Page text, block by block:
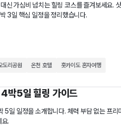
신 가심비 넘치는 힐링 코스를 즐겨보세요.
3일 핵심 일정을 정리했습니다.
도리공원 온천 호텔 홋카이도 혼자여행
박5일 힐링 가이드
일 일정을 소개합니다. 체력 부담 없는 프리
.